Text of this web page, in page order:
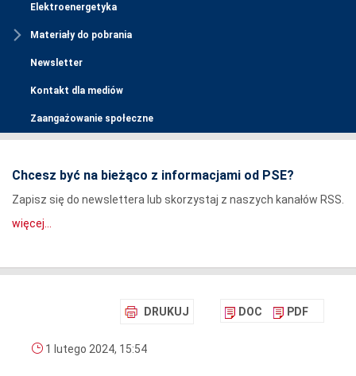
Elektroenergetyka
Materiały do pobrania
Newsletter
Kontakt dla mediów
Zaangażowanie społeczne
Chcesz być na bieżąco z informacjami od PSE?
Zapisz się do newslettera lub skorzystaj z naszych kanałów RSS.
więcej...
DRUKUJ DOC PDF
1 lutego 2024, 15:54